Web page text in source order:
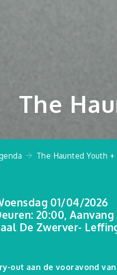
The
The Haunted Youth +
01/04/2026
20:00, Aanvang
De Zwerver-
out aan de vooravond